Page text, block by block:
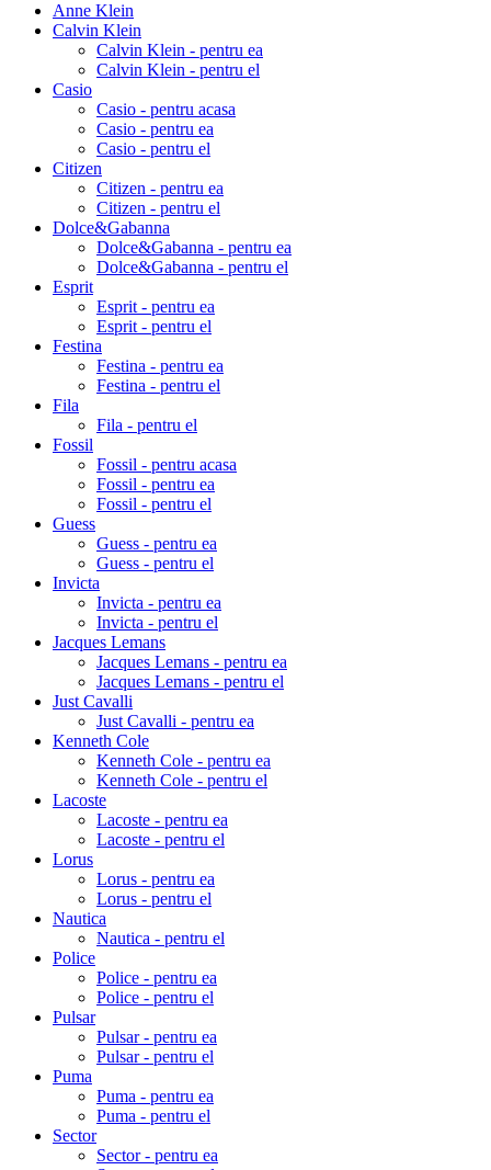
Anne Klein
Calvin Klein
Calvin Klein - pentru ea
Calvin Klein - pentru el
Casio
Casio - pentru acasa
Casio - pentru ea
Casio - pentru el
Citizen
Citizen - pentru ea
Citizen - pentru el
Dolce&Gabanna
Dolce&Gabanna - pentru ea
Dolce&Gabanna - pentru el
Esprit
Esprit - pentru ea
Esprit - pentru el
Festina
Festina - pentru ea
Festina - pentru el
Fila
Fila - pentru el
Fossil
Fossil - pentru acasa
Fossil - pentru ea
Fossil - pentru el
Guess
Guess - pentru ea
Guess - pentru el
Invicta
Invicta - pentru ea
Invicta - pentru el
Jacques Lemans
Jacques Lemans - pentru ea
Jacques Lemans - pentru el
Just Cavalli
Just Cavalli - pentru ea
Kenneth Cole
Kenneth Cole - pentru ea
Kenneth Cole - pentru el
Lacoste
Lacoste - pentru ea
Lacoste - pentru el
Lorus
Lorus - pentru ea
Lorus - pentru el
Nautica
Nautica - pentru el
Police
Police - pentru ea
Police - pentru el
Pulsar
Pulsar - pentru ea
Pulsar - pentru el
Puma
Puma - pentru ea
Puma - pentru el
Sector
Sector - pentru ea